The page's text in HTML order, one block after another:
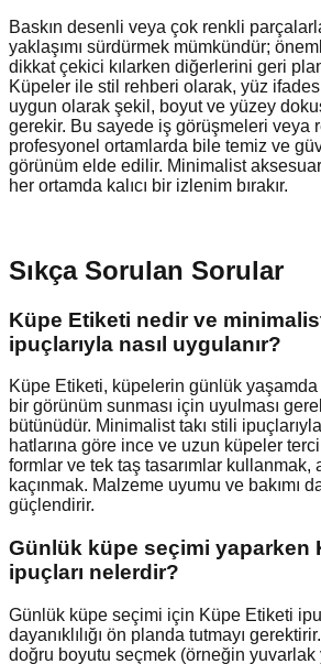
Baskın desenli veya çok renkli
yaklaşımı sürdürmek mümkündür;
dikkat çekici kılarken diğerlerini geri
Küpeler ile stil rehberi olarak, yüz
uygun olarak şekil, boyut ve yüzey
gerekir. Bu sayede iş görüşmeleri veya
profesyonel ortamlarda bile temiz ve
görünüm elde edilir. Minimalist aksesuar
her ortamda kalıcı bir izlenim bırakır.
Sıkça Sorulan Sorular
Küpe Etiketi nedir ve
ipuçlarıyla nasıl uygulanır?
Küpe Etiketi, küpelerin günlük
bir görünüm sunması için uyulması
bütünüdür. Minimalist takı stili
hatlarına göre ince ve uzun küpeler
formlar ve tek taş tasarımlar kullanmak,
kaçınmak. Malzeme uyumu ve bakımı
güçlendirir.
Günlük küpe seçimi yaparken
ipuçları nelerdir?
Günlük küpe seçimi için Küpe Etiketi
dayanıklılığı ön planda tutmayı
doğru boyutu seçmek (örneğin